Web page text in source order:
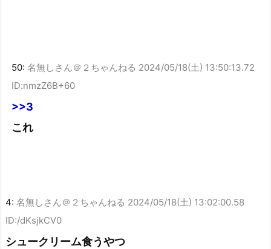
50: 名無しさん＠２ちゃんねる 2024/05/18(土) 13:50:13.72
ID:nmzZ6B+60
>>3
これ
4: 名無しさん＠２ちゃんねる 2024/05/18(土) 13:02:00.58
ID:/dKsjkCV0
シュークリーム食うやつ